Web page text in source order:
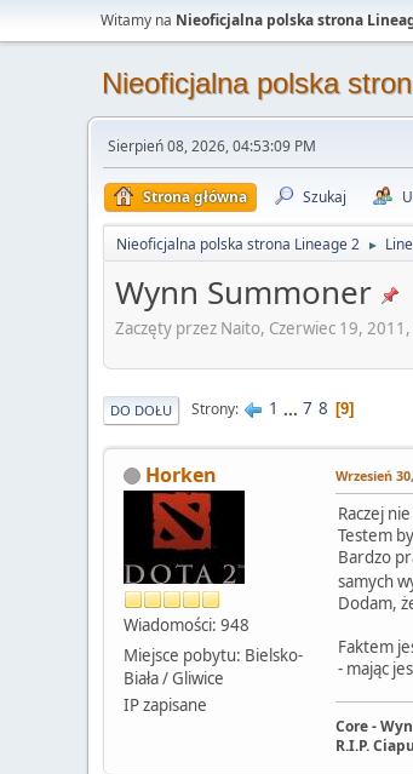
Witamy na Nieoficjalna polska strona
Nieoficjalna polska
Sierpień 08, 2026, 04:53:09 PM
Strona główna Szukaj
Nieoficjalna polska strona Lineage 2 ►
Wynn Summoner
Zaczęty przez Naito, Czerwiec 19,
DO DOŁU Strony 1 ... 7 8 9
Horken
Wiadomości: 948
Miejsce pobytu: Bielsko-
Biała / Gliwice
IP zapisane
Wrzesień
Raczej
Testem
Bardzo
samych
Dodam,
Faktem
- mając
Core -
R.I.P. Ciapu